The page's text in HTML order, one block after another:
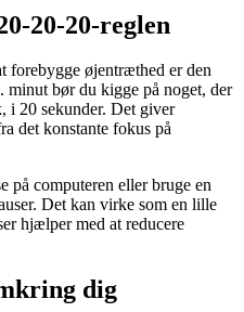
20-20-reglen
forebygge øjentræthed er den
minut bør du kigge på noget, der
i 20 sekunder. Det giver
det konstante fokus på
på computeren eller bruge en
Det kan virke som en lille
hjælper med at reducere
dig